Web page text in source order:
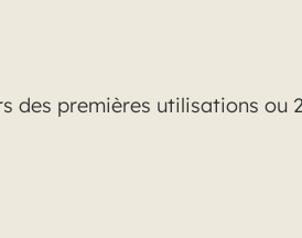
des premières utilisations ou